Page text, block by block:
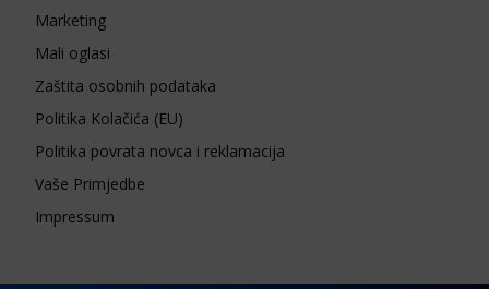
Marketing
Mali oglasi
Zaštita osobnih podataka
Politika Kolačića (EU)
Politika povrata novca i reklamacija
Vaše Primjedbe
Impressum